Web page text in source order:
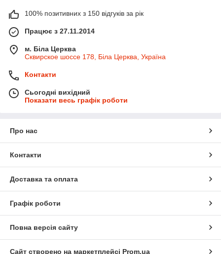
100% позитивних з 150 відгуків за рік
Працює з 27.11.2014
м. Біла Церква
Сквирское шоссе 178, Біла Церква, Україна
Контакти
Сьогодні вихідний
Показати весь графік роботи
Про нас
Контакти
Доставка та оплата
Графік роботи
Повна версія сайту
Сайт створено на маркетплейсі Prom.ua